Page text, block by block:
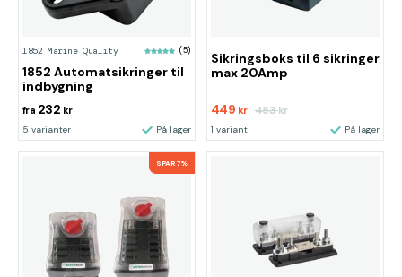
1852 Marine Quality (5)
1852 Automatsikringer til
indbygning
fra 232 kr
5 varianter På lager
Sikringsboks til 6 sikringer
max 20Amp
449 kr 483kr
1 variant På lager
SPAR 7%